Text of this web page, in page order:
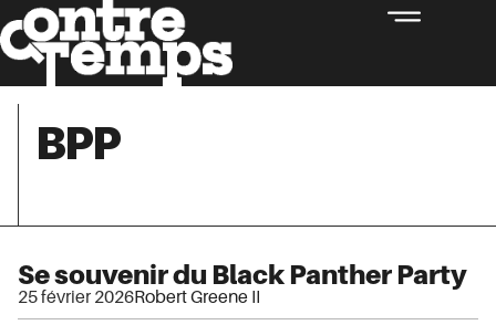
BPP
Se souvenir du Black Panther Party
25 février 2026Robert Greene II